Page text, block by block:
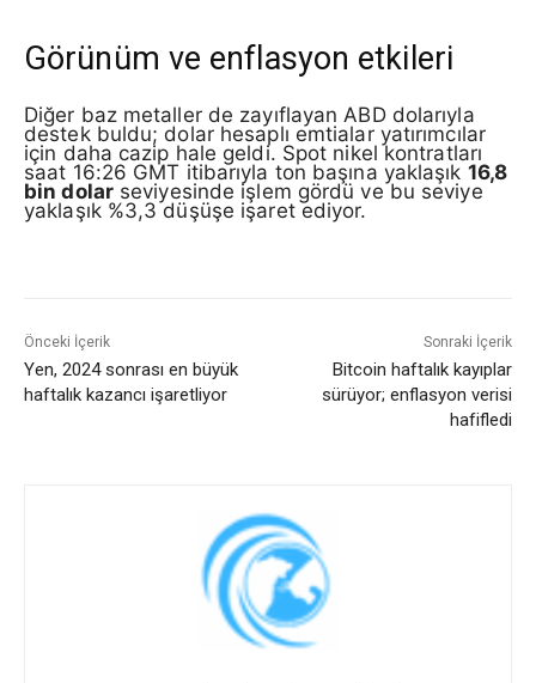
Görünüm ve enflasyon etkileri
Diğer baz metaller de zayıflayan ABD dolarıyla
destek buldu; dolar hesaplı emtialar yatırımcılar
için daha cazip hale geldi. Spot nikel kontratları
saat 16:26 GMT itibarıyla ton başına yaklaşık 16,8
bin dolarseviyesinde işlem gördü ve bu seviye
yaklaşık %3,3 düşüşe işaret ediyor.
Önceki İçerik
Yen, 2024 sonrası en büyük
haftalık kazancı işaretliyor
Sonraki İçerik
Bitcoin haftalık kayıplar
sürüyor; enflasyon verisi
hafifledi